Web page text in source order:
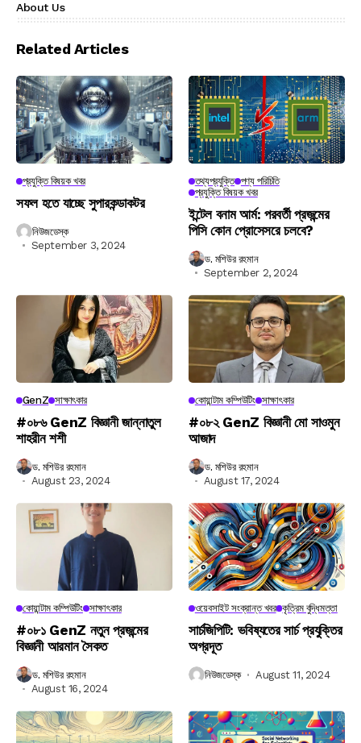
About Us
Related Articles
প্রযুক্তি বিষয়ক খবর
সফল হতে যাচ্ছে সুপারকন্ডাকটর
নিউজডেস্ক
September 3, 2024
তথ্যপ্রযুক্তি পণ্য পরিচিতি
প্রযুক্তি বিষয়ক খবর
ইন্টেল বনাম আর্ম: পরবর্তী প্রজন্মের
পিসি কোন প্রোসেসরে চলবে?
ড. মশিউর রহমান
September 2, 2024
GenZ সাক্ষাৎকার
#০৮৬ GenZ বিজ্ঞানী জান্নাতুল
শাহরীন শশী
ড. মশিউর রহমান
August 23, 2024
কোয়ান্টাম কম্পিউটিং সাক্ষাৎকার
#০৮২ GenZ বিজ্ঞানী মো সাওমুন
আজাদ
ড. মশিউর রহমান
August 17, 2024
কোয়ান্টাম কম্পিউটিং সাক্ষাৎকার
#০৮১ GenZ নতুন প্রজন্মের
বিজ্ঞানী আরমান সৈকত
ড. মশিউর রহমান
August 16, 2024
ওয়েবসাইট সংক্রান্ত খবর কৃত্রিম বুদ্ধিমত্তা
সার্চজিপিটি: ভবিষ্যতের সার্চ প্রযুক্তির
অগ্রদূত
নিউজডেস্ক August 11, 2024